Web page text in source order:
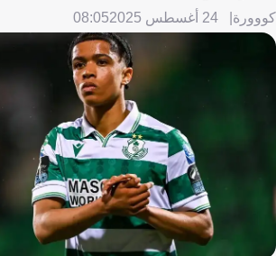
كووورة 24 أغسطس 2025 08:05